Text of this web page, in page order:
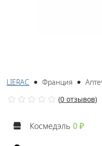
LIERAC Франция
(0 отзывов)
Космедэль 0 ₽